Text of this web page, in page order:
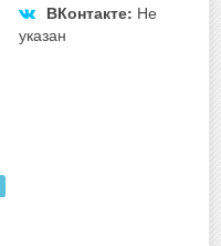
ВКонтакте: Не
указан